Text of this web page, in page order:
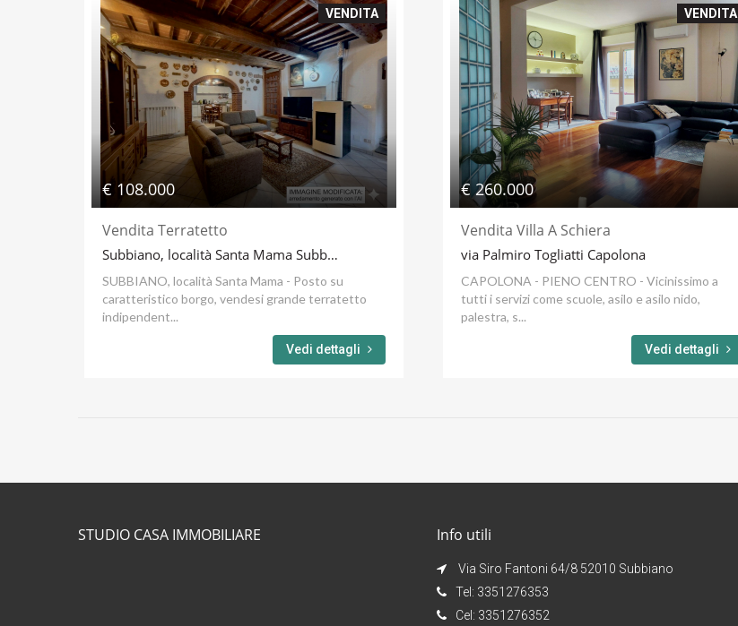
VENDITA
€ 108.000
Vendita Terratetto
Subbiano, località Santa Mama Subbiano
SUBBIANO, località Santa Mama - Posto su
caratteristico borgo, vendesi grande terratetto
indipendent...
Vedi dettagli
VENDITA
€ 260.000
Vendita Villa A Schiera
via Palmiro Togliatti Capolona
CAPOLONA - PIENO CENTRO - Vicinissimo a
tutti i servizi come scuole, asilo e asilo nido,
palestra, s...
Vedi dettagli
STUDIO CASA IMMOBILIARE Info utili
Via Siro Fantoni 64/8 52010 Subbiano
Tel: 3351276353
Cel: 3351276352